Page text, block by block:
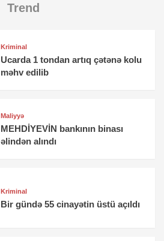
Trend
Kriminal
Ucarda 1 tondan artıq çətənə kolu
məhv edilib
Maliyyə
MEHDİYEVİN bankının binası
əlindən alındı
Kriminal
Bir gündə 55 cinayətin üstü açıldı